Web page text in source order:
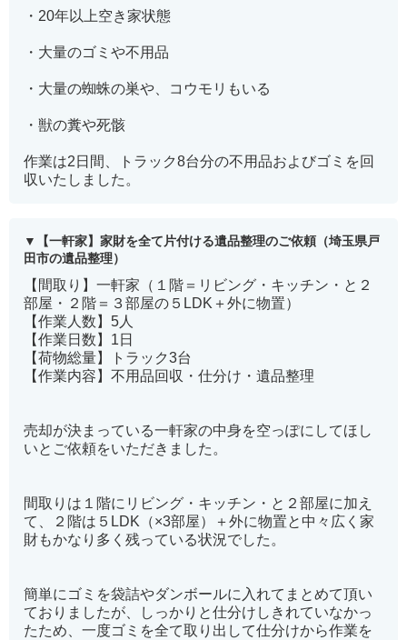
・20年以上空き家状態
・大量のゴミや不用品
・大量の蜘蛛の巣や、コウモリもいる
・獣の糞や死骸
作業は2日間、トラック8台分の不用品およびゴミを回
収いたしました。
【一軒家】家財を全て片付ける遺品整理のご依頼（埼玉県戸
田市の遺品整理）
【間取り】一軒家（１階＝リビング・キッチン・と２
部屋・２階＝３部屋の５LDK＋外に物置）
【作業人数】5人
【作業日数】1日
【荷物総量】トラック3台
【作業内容】不用品回収・仕分け・遺品整理
売却が決まっている一軒家の中身を空っぽにしてほし
いとご依頼をいただきました。
間取りは１階にリビング・キッチン・と２部屋に加え
て、２階は５LDK（×3部屋）＋外に物置と中々広く家
財もかなり多く残っている状況でした。
簡単にゴミを袋詰やダンボールに入れてまとめて頂い
ておりましたが、しっかりと仕分けしきれていなかっ
たため、一度ゴミを全て取り出して仕分けから作業を